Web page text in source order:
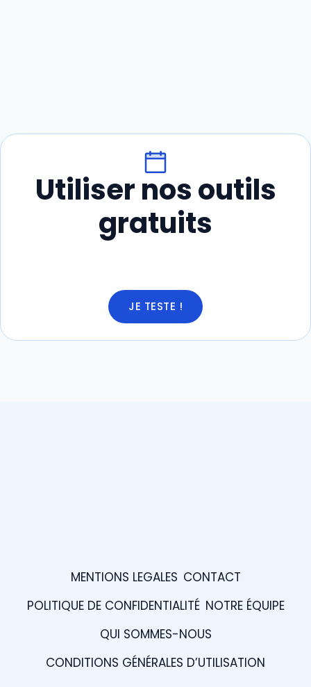
Utiliser nos outils
gratuits
JE TESTE !
MENTIONS LEGALES CONTACT
POLITIQUE DE CONFIDENTIALITÉ NOTRE ÉQUIPE
QUI SOMMES-NOUS
CONDITIONS GÉNÉRALES D’UTILISATION